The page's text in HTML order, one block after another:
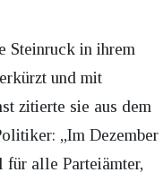
Steinruck in ihrem
und mit
zitierte sie aus dem
„Im Dezember
für alle Parteiämter,